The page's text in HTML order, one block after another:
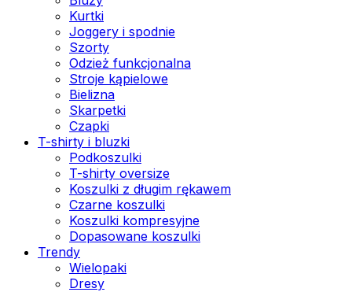
Kurtki
Joggery i spodnie
Szorty
Odzież funkcjonalna
Stroje kąpielowe
Bielizna
Skarpetki
Czapki
T-shirty i bluzki
Podkoszulki
T-shirty oversize
Koszulki z długim rękawem
Czarne koszulki
Koszulki kompresyjne
Dopasowane koszulki
Trendy
Wielopaki
Dresy